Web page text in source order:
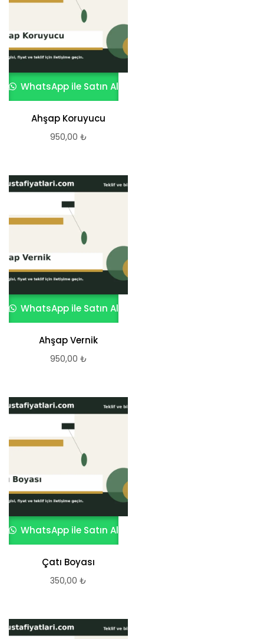
WhatsApp ile Satın Al
Ahşap Koruyucu
950,00 ₺
WhatsApp ile Satın Al
Ahşap Vernik
950,00 ₺
WhatsApp ile Satın Al
Çatı Boyası
350,00 ₺